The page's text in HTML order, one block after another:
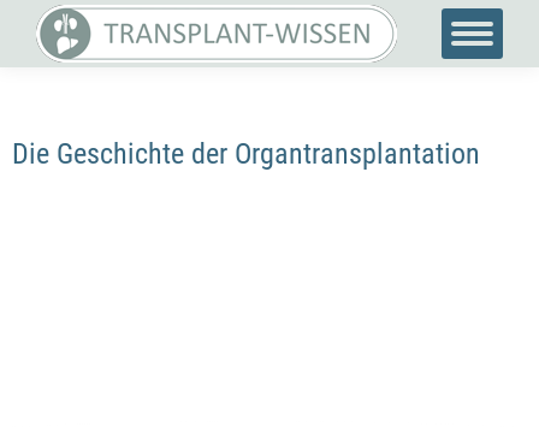
Die Geschichte der Organtransplantation